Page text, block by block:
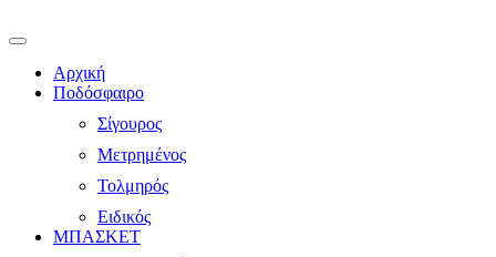
Αρχική
Ποδόσφαιρο
Σίγουρος
Μετρημένος
Τολμηρός
Ειδικός
ΜΠΑΣΚΕΤ